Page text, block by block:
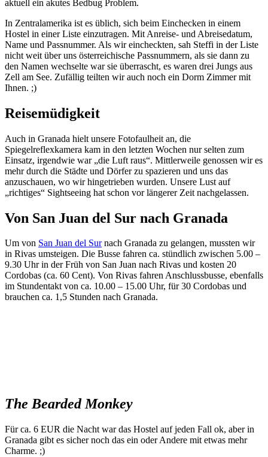
aktuell ein akutes Bedbug Problem.
In Zentralamerika ist es üblich, sich beim Einchecken in einem
Hostel in einer Liste einzutragen. Mit Anreise- und Abreisedatum,
Name und Passnummer. Als wir eincheckten, sah Steffi in der Liste
nicht weit über uns österreichische Passnummern, als sie dann zu
den Namen wechselte war sie überrascht, es waren drei Jungs aus
Zell am See. Zufällig teilten wir auch noch ein Dorm Zimmer mit
Ihnen. ;)
Reisemüdigkeit
Auch in Granada hielt unsere Fotofaulheit an, die
Spiegelreflexkamera kam in den letzten Wochen nur selten zum
Einsatz, irgendwie war „die Luft raus“. Mittlerweile genossen wir es
mehr durch die Städte und Dörfer zu spazieren und uns das
anzuschauen, wo wir hingetrieben wurden. Unsere Lust auf
„richtiges“ Sightseeing hat schon vor längerer Zeit nachgelassen.
Von San Juan del Sur nach Granada
Um von San Juan del Surnach Granada zu gelangen, mussten wir
in Rivas umsteigen. Die Busse fahren ca. stündlich zwischen 5.00 –
9.30 Uhr in der Früh von San Juan nach Rivas und kosten 20
Cordobas (ca. 60 Cent). Von Rivas fahren Anschlussbusse, ebenfalls
im Stundentakt von ca. 10.00 – 15.00 Uhr, für 30 Cordobas und
brauchen ca. 1,5 Stunden nach Granada.
The Bearded Monkey
Für ca. 6 EUR die Nacht war das Hostel auf jeden Fall ok, aber in
Granada gibt es sicher noch das ein oder Andere mit etwas mehr
Charme. ;)